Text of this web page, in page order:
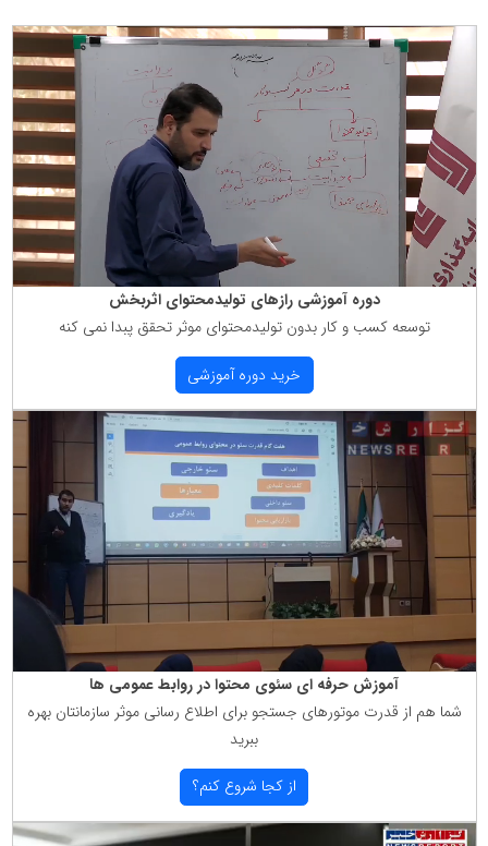
دوره آموزشی رازهای تولیدمحتوای اثربخش
توسعه كسب و كار بدون تولیدمحتوای موثر تحقق پبدا نمی كنه
خرید دوره آموزشی
آموزش حرفه ای سئوی محتوا در روابط عمومی ها
شما هم از قدرت موتورهای جستجو برای اطلاع رسانی موثر سازمانتان بهره
ببرید
از كجا شروع كنم؟